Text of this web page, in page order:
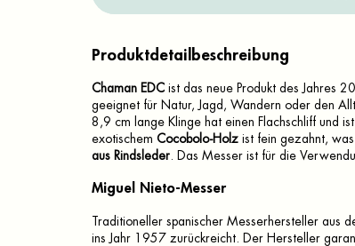
Produktdetailbeschreibung
Chaman EDC ist das neue Produkt des Jahres
geeignet für Natur, Jagd, Wandern oder den
8,9 cm lange Klinge hat einen Flachschliff und
exotischem Cocobolo-Holz ist fein gezahnt,
aus Rindsleder . Das Messer ist für die
Miguel Nieto-Messer
Traditioneller spanischer Messerhersteller aus
ins Jahr 1957 zurückreicht. Der Hersteller